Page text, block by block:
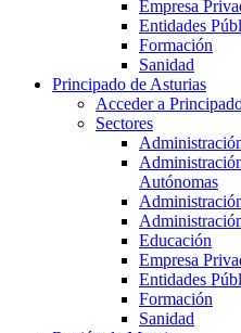
Empresa
Entidades
Formación
Sanidad
Principado de Asturias
Acceder a
Sectores
Autónomas
Educación
Empresa
Entidades
Formación
Sanidad